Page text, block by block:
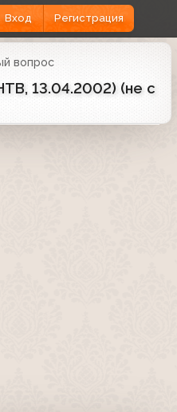
Вход Регистрация
вопрос
13.04.2002) (не с